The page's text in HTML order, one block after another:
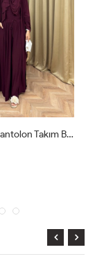
Lavin 4’lü Pantolon Takım Siyah